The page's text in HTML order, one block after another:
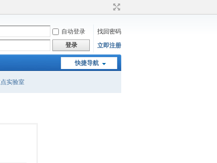
自动登录
找回密码
登录 立即注册
快捷导航
实验室